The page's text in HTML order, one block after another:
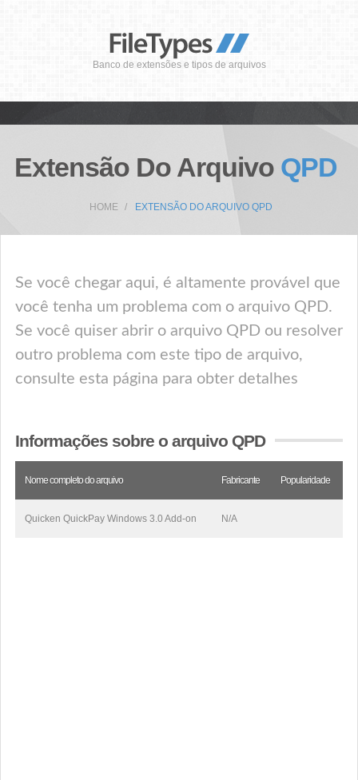
Banco de extensões e tipos de arquivos
Extensão Do Arquivo QPD
HOME EXTENSÃO DO ARQUIVO QPD
Se você chegar aqui, é altamente provável que
você tenha um problema com o arquivo QPD.
Se você quiser abrir o arquivo QPD ou resolver
outro problema com este tipo de arquivo,
consulte esta página para obter detalhes
Informações sobre o arquivo QPD
Nome completo do arquivo Fabricante Popularidade
Quicken QuickPay Windows 3.0 Add-on N/A